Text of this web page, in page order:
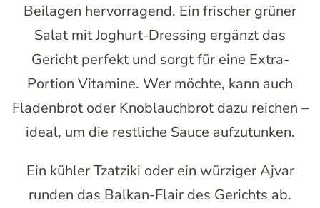
Beilagen hervorragend. Ein frischer grüner
Salat mit Joghurt-Dressing ergänzt das
Gericht perfekt und sorgt für eine Extra-
Portion Vitamine. Wer möchte, kann auch
Fladenbrot oder Knoblauchbrot dazu reichen –
ideal, um die restliche Sauce aufzutunken.
Ein kühler Tzatziki oder ein würziger Ajvar
runden das Balkan-Flair des Gerichts ab.